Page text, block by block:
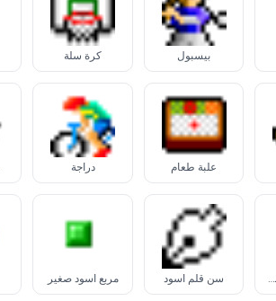
بيسبول كرة سلة
علبة طعام دراجة
مربع أسود متوسط الحجم سن قلم أسود مربع أسود صغير